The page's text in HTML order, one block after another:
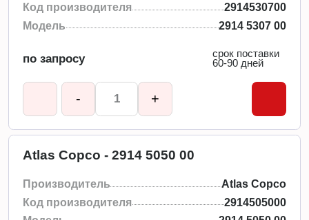
Код производителя
2914530700
Модель
2914 5307 00
по запросу
срок поставки
60-90 дней
- +
Atlas Copco - 2914 5050 00
Производитель
Atlas Copco
Код производителя
2914505000